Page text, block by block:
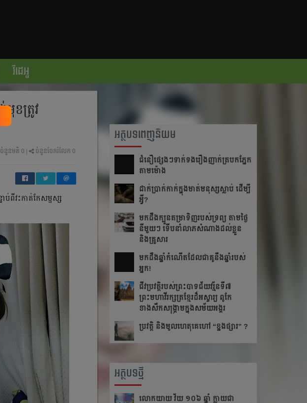
វីដេអូ
មុខ​ត្រូវ
ចំនួនមតិ 0 ចំនួនចែករំលែក 0
ាប់​ពី​វះកាត់​កែ​សម្ផស្ស​
អត្ថបទពេញនិយម
ជំនឿ​ផ្សេងៗ​ទាក់ទង​រឿង​ញាក់​ត្របក​ភ្នែក​
តាម​ម៉ោង​
ដាក់​ប្រាក់​កាក់​ក្នុង​មាត់​មនុស្ស​ស្លាប់ ដើម្បី​
អ្វី?
មកដឹងក្បួនតម្រាទិញរបស់ទ្រព្យ តាមថ្ងៃ
នីមួយៗ ទើបនាំលាភសំណាងដល់ខ្លួន
និងគ្រួសារ
មក​ដឹងឆ្នាំ​កំណើត​ដែល​ជា​គូ​នឹង​ឆ្នាំ​របស់​
អ្នក!​
ជីវប្រវត្តិ​របស់​ព្រះបាទ​ជ័យវរ្ម័ន​ទី៧
ព្រះមហាវីរក្សត្រខ្មែរដ៏អស្ចារ្យ ពូកែ
ខាងសឹកសង្រ្គាមក្នុងសម័យអង្គរ
ប្រវត្តិ និងមូលហេតុគេហៅ “ខ្នងផ្សារ” ?
អត្ថបទថ្មី
លោកយាយ វ័យ ១០៦ ឆ្នាំ ក្លាយជា